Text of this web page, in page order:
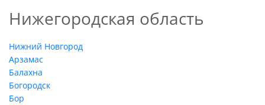
Нижегородская область
Нижний Новгород
Арзамас
Балахна
Богородск
Бор